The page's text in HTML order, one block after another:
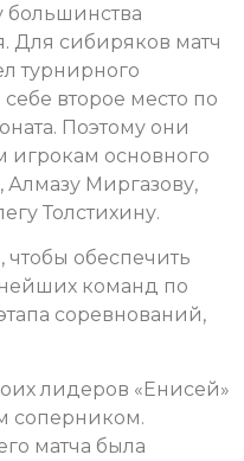
большинства
Для сибиряков матч
турнирного
второе место по
Поэтому они
игрокам основного
Алмазу Миргазову,
Толстихину.
обеспечить
команд по
соревнований,
лидеров «Енисей»
соперником.
матча была